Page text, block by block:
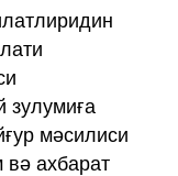
зулумиға
мәсилиси
вә ахбарат